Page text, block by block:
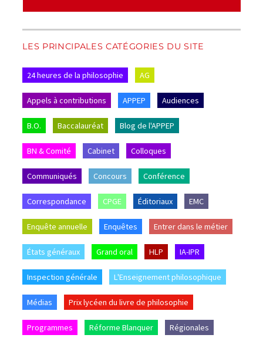
LES PRINCIPALES CATÉGORIES DU SITE
24 heures de la philosophie AG
Appels à contributions APPEP Audiences
B.O. Baccalauréat Blog de l'APPEP
BN & Comité Cabinet Colloques
Communiqués Concours Conférence
Correspondance CPGE Éditoriaux EMC
Enquête annuelle Enquêtes Entrer dans le métier
États généraux Grand oral HLP IA-IPR
Inspection générale L'Enseignement philosophique
Médias Prix lycéen du livre de philosophie
Programmes Réforme Blanquer Régionales